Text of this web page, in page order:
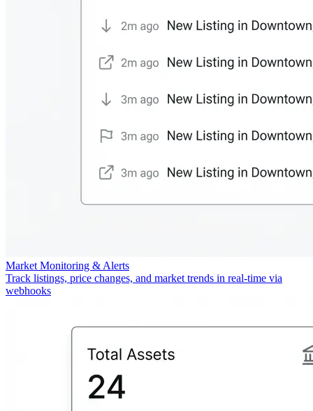
Market Monitoring & Alerts
Track listings, price changes, and market trends in real-time via
webhooks